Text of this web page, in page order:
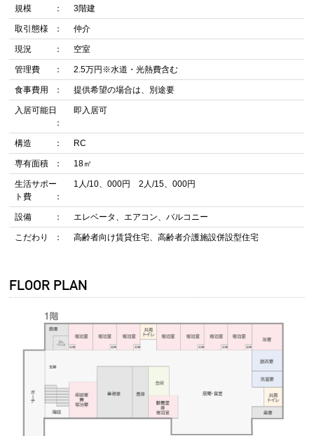
規模 3階建
取引態様 仲介
現況 空室
管理費 2.5万円※水道・光熱費含む
食事費用 提供希望の場合は、別途要
入居可能日 即入居可
構造 RC
専有面積 18㎡
生活サポー
ト費
1人/10、000円 2人/15、000円
設備 エレベータ、エアコン、バルコニー
こだわり 高齢者向け賃貸住宅、高齢者介護施設併設型住宅
FLOOR PLAN